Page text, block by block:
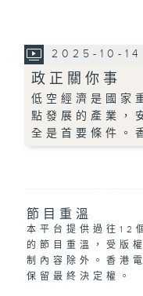
2025-10-14
政正關你事
低空經濟是國家
點發展的產業，
全是首要條件。
節目重溫
本平台提供過往12
的節目重溫，受版
制內容除外。香港
保留最終決定權。